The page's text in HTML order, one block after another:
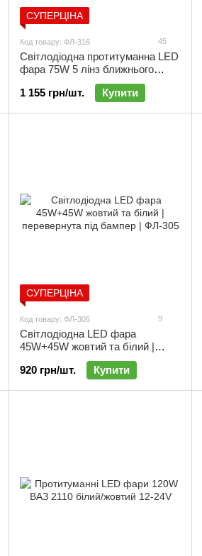
СУПЕРЦІНА
Код товару: ФЛ-316 45
Cвітлодіодна протитуманна LED
фара 75W 5 лінз ближнього
світла з ДХВ | ФЛ-316 |
прямокутна
1 155 грн/шт. Купити
СУПЕРЦІНА
Код товару: ФЛ-305 9
Світлодіодна LED фара
45W+45W жовтий та білий |
перевернута під бампер |
ФЛ-305
920 грн/шт. Купити